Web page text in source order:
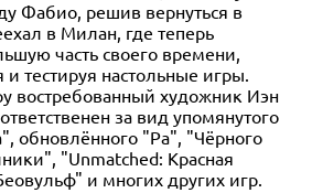
Фабио, решив вернуться в
в Милан, где теперь
часть своего времени,
и тестируя настольные игры.
востребованный художник Иэн
за вид упомянутого
обновлённого "Ра", "Чёрного
"Unmatched: Красная
и многих других игр.